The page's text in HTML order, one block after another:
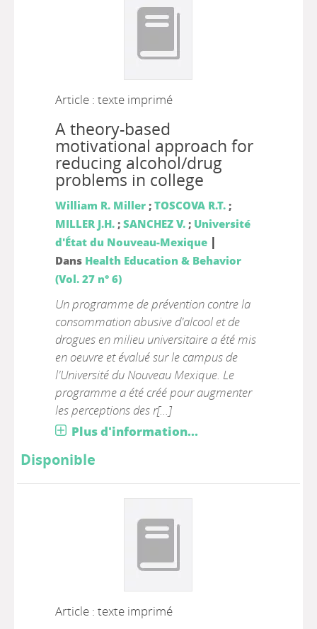
Article : texte imprimé
A theory-based
motivational approach for
reducing alcohol/drug
problems in college
William R. Miller; TOSCOVA R.T.;
MILLER J.H.; SANCHEZ V.; Université
d'État du Nouveau-Mexique |
Dans Health Education & Behavior
(Vol. 27 n° 6)
Un programme de prévention contre la
consommation abusive d'alcool et de
drogues en milieu universitaire a été mis
en oeuvre et évalué sur le campus de
l'Université du Nouveau Mexique. Le
programme a été créé pour augmenter
les perceptions des r[...]
Plus d'information...
Disponible
Article : texte imprimé